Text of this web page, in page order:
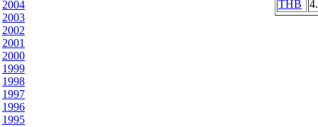
2004
2003
2002
2001
2000
1999
1998
1997
1996
1995
THB